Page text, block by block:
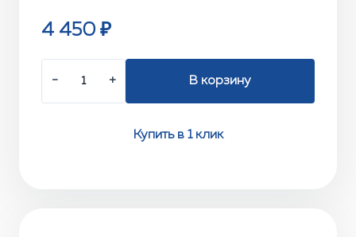
4 450 ₽
− + В корзину
Купить в 1 клик